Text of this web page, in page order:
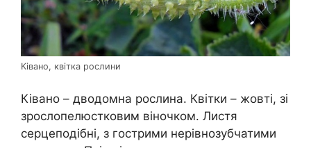
Ківано, квітка рослини
Ківано – дводомна рослина. Квітки – жовті, зі
зрослопелюстковим віночком. Листя
серцеподібні, з гострими нерівнозубчатими